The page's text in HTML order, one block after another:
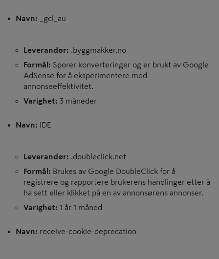
Navn: _gcl_au
Leverandør: .byggmakker.no
Formål: Sporer konverteringer og er brukt av Google
AdSense for å eksperimentere med
annonseeffektivitet.
Varighet: 3 måneder
Navn: IDE
Leverandør: .doubleclick.net
Formål: Brukes av Google DoubleClick for å
registrere og rapportere brukerens handlinger etter å
ha sett eller klikket på en av annonsørens annonser.
Varighet: 1 år 1 måned
Navn: receive-cookie-deprecation